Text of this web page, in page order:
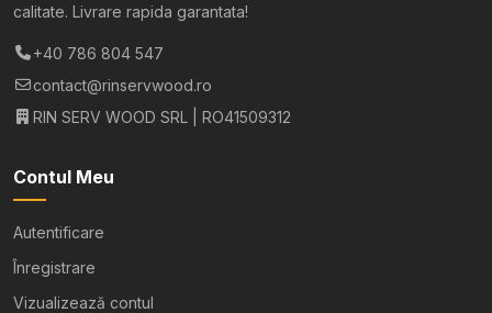
calitate. Livrare rapida garantata!
+40 786 804 547
contact@rinservwood.ro
RIN SERV WOOD SRL | RO41509312
Contul Meu
Autentificare
Înregistrare
Vizualizează contul